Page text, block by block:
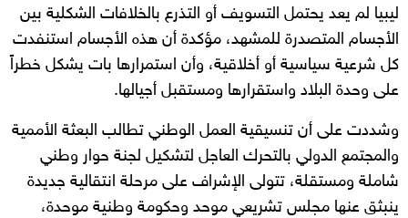
ليبيا لم يعد يحتمل التسويف أو التذرع بالخلافات الشكلية بين
الأجسام المتصدرة للمشهد، مؤكدة أن هذه الأجسام استنفدت
كل شرعية سياسية أو أخلاقية، وأن استمرارها بات يشكل خطراً
على وحدة البلاد واستقرارها ومستقبل أجيالها.
وشددت على أن تنسيقية العمل الوطني تطالب البعثة الأممية
والمجتمع الدولي بالتحرك العاجل لتشكيل لجنة حوار وطني
شاملة ومستقلة، تتولى الإشراف على مرحلة انتقالية جديدة
ينبثق عنها مجلس تشريعي موحد وحكومة وطنية موحدة،